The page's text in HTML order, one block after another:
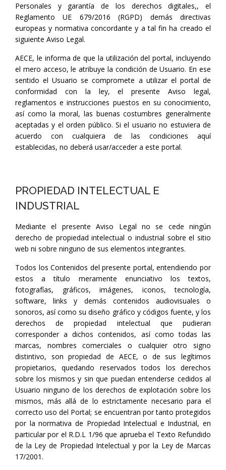
Personales y garantía de los derechos digitales,, el
Reglamento UE 679/2016 (RGPD) demás directivas
europeas y normativa concordante y a tal fin ha creado el
siguiente Aviso Legal.
AECE, le informa de que la utilización del portal, incluyendo
el mero acceso, le atribuye la condición de Usuario. En ese
sentido el Usuario se compromete a utilizar el portal de
conformidad con la ley, el presente Aviso legal,
reglamentos e instrucciones puestos en su conocimiento,
así como la moral, las buenas costumbres generalmente
aceptadas y el orden público. Si el usuario no estuviera de
acuerdo con cualquiera de las condiciones aquí
establecidas, no deberá usar/acceder a este portal.
PROPIEDAD INTELECTUAL E
INDUSTRIAL
Mediante el presente Aviso Legal no se cede ningún
derecho de propiedad intelectual o industrial sobre el sitio
web ni sobre ninguno de sus elementos integrantes.
Todos los Contenidos del presente portal, entendiendo por
estos a título meramente enunciativo los textos,
fotografías, gráficos, imágenes, iconos, tecnología,
software, links y demás contenidos audiovisuales o
sonoros, así como su diseño gráfico y códigos fuente, y los
derechos de propiedad intelectual que pudieran
corresponder a dichos contenidos, así como todas las
marcas, nombres comerciales o cualquier otro signo
distintivo, son propiedad de AECE, o de sus legítimos
propietarios, quedando reservados todos los derechos
sobre los mismos y sin que puedan entenderse cedidos al
Usuario ninguno de los derechos de explotación sobre los
mismos, más allá de lo estrictamente necesario para el
correcto uso del Portal; se encuentran por tanto protegidos
por la normativa de Propiedad Intelectual e Industrial, en
particular por el R.D.L 1/96 que aprueba el Texto Refundido
de la Ley de Propiedad Intelectual y por la Ley de Marcas
17/2001.